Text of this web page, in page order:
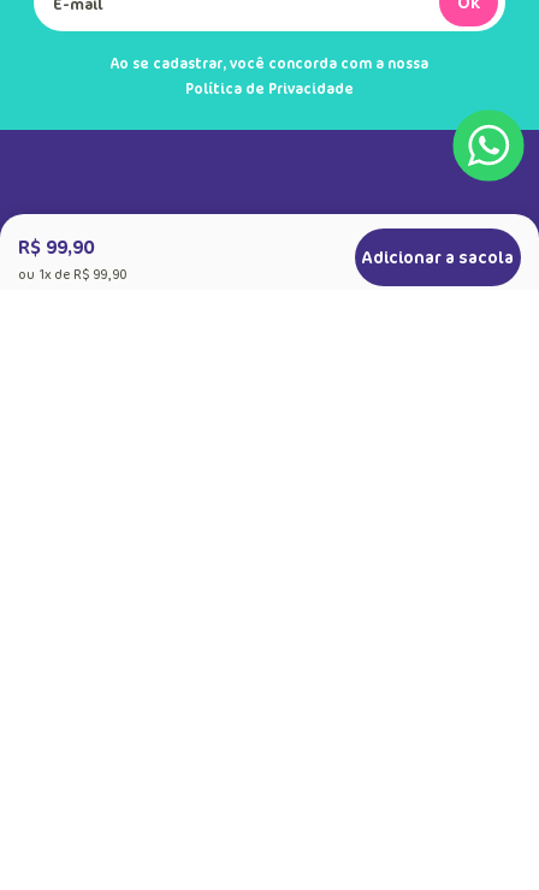
R$ 99,90
ou 1x de R$ 99,90
Adicionar a sacola
Ao se cadastrar, você concorda com a nossa
Política de Privacidade